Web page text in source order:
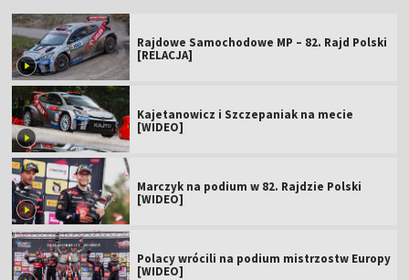
Rajdowe Samochodowe MP – 82. Rajd Polski
[RELACJA]
Kajetanowicz i Szczepaniak na mecie
[WIDEO]
Marczyk na podium w 82. Rajdzie Polski
[WIDEO]
Polacy wrócili na podium mistrzostw Europy
[WIDEO]